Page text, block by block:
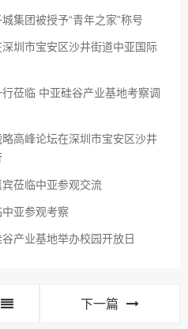
集团被授予“青年之家”称号
圳市宝安区沙井街道中亚国际
莅临 中亚硅谷产业基地考察调
高峰论坛在深圳市宝安区沙井
莅临中亚参观交流
亚参观考察
产业基地举办校园开放日
下一篇